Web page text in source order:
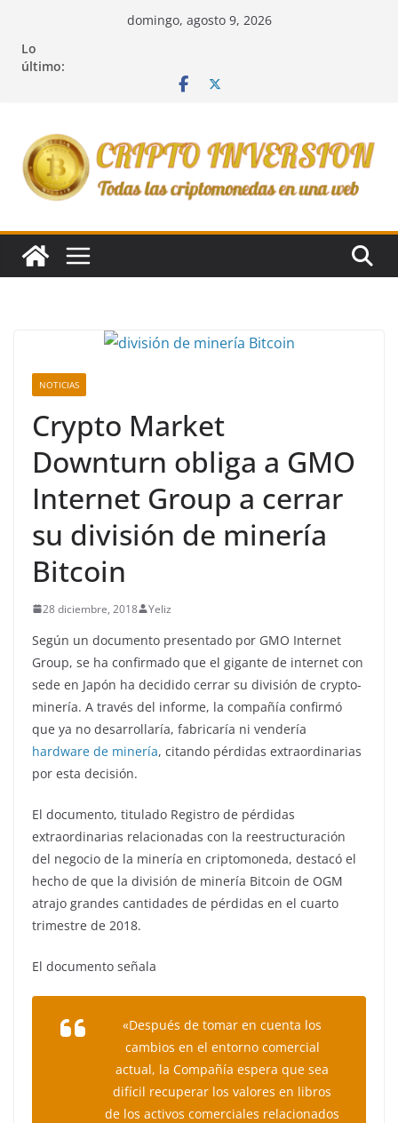
contenido
domingo, agosto 9, 2026
Lo
último:
NOTICIAS
Crypto Market
Downturn obliga a GMO
Internet Group a cerrar
su división de minería
Bitcoin
28 diciembre, 2018 Yeliz
Según un documento presentado por GMO Internet
Group, se ha confirmado que el gigante de internet con
sede en Japón ha decidido cerrar su división de crypto-
minería. A través del informe, la compañía confirmó
que ya no desarrollaría, fabricaría ni vendería
hardware de minería, citando pérdidas extraordinarias
por esta decisión.
El documento, titulado Registro de pérdidas
extraordinarias relacionadas con la reestructuración
del negocio de la minería en criptomoneda, destacó el
hecho de que la división de minería Bitcoin de OGM
atrajo grandes cantidades de pérdidas en el cuarto
trimestre de 2018.
El documento señala
«Después de tomar en cuenta los
cambios en el entorno comercial
actual, la Compañía espera que sea
difícil recuperar los valores en libros
de los activos comerciales relacionados